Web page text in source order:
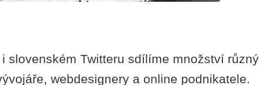
slovenském Twitteru sdílíme množství
webdesignery a online podnikatele.